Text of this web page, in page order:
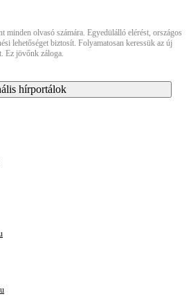
minden olvasó számára. Egyedülálló elérést, országos
lehetőséget biztosít. Folyamatosan keressük az új
Ez jövőnk záloga.
hírportálok